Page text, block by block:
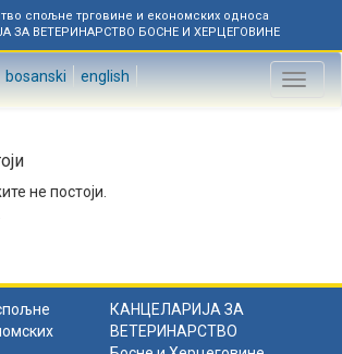
спољне трговине и економских односа
ЗА ВЕТЕРИНАРСТВО БОСНЕ И ХЕРЦЕГОВИНЕ
bosanski english
Toggle
не постоји.
КАНЦЕЛАРИЈА ЗА
ВЕТЕРИНАРСТВО